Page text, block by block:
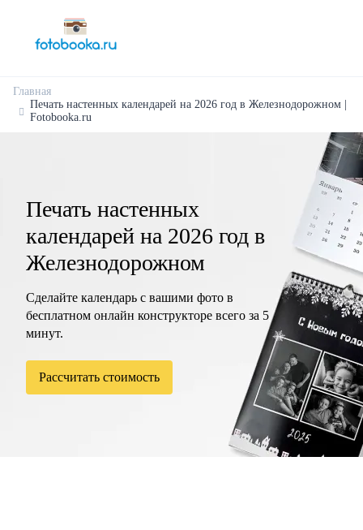
Главная
Печать настенных календарей на 2026 год в Железнодорожном |
Fotobooka.ru
Печать настенных
календарей на 2026 год в
Железнодорожном
Сделайте календарь с вашими фото в
бесплатном онлайн конструкторе всего за 5
минут.
Рассчитать стоимость